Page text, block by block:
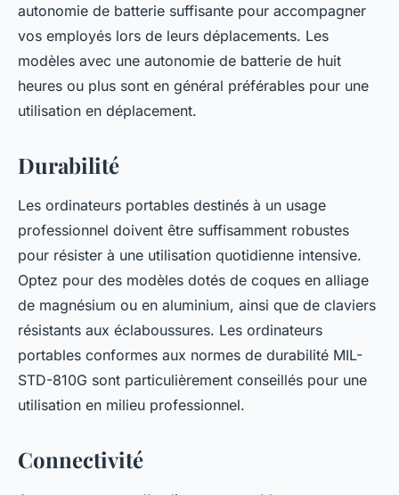
autonomie de batterie suffisante pour accompagner
vos employés lors de leurs déplacements. Les
modèles avec une autonomie de batterie de huit
heures ou plus sont en général préférables pour une
utilisation en déplacement.
Durabilité
Les ordinateurs portables destinés à un usage
professionnel doivent être suffisamment robustes
pour résister à une utilisation quotidienne intensive.
Optez pour des modèles dotés de coques en alliage
de magnésium ou en aluminium, ainsi que de claviers
résistants aux éclaboussures. Les ordinateurs
portables conformes aux normes de durabilité MIL-
STD-810G sont particulièrement conseillés pour une
utilisation en milieu professionnel.
Connectivité